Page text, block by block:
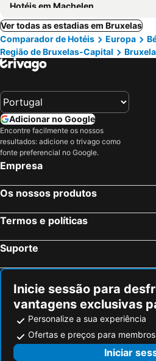
Hotéis em Machelen
Ver todas as estadias em Bruxelas
Comparador de Hotéis
Europa
Região de Bruxelas-Capital
Adicionar no Google
Encontre facilmente os nossos
resultados: adicione o trivago como
fonte preferencial no Google.
Empresa
Os nossos produtos
Termos e políticas
Suporte
Inicie sessão para
vantagens exclusivas
Personalize a sua experiência
Ofertas e preços para membros
Iniciar